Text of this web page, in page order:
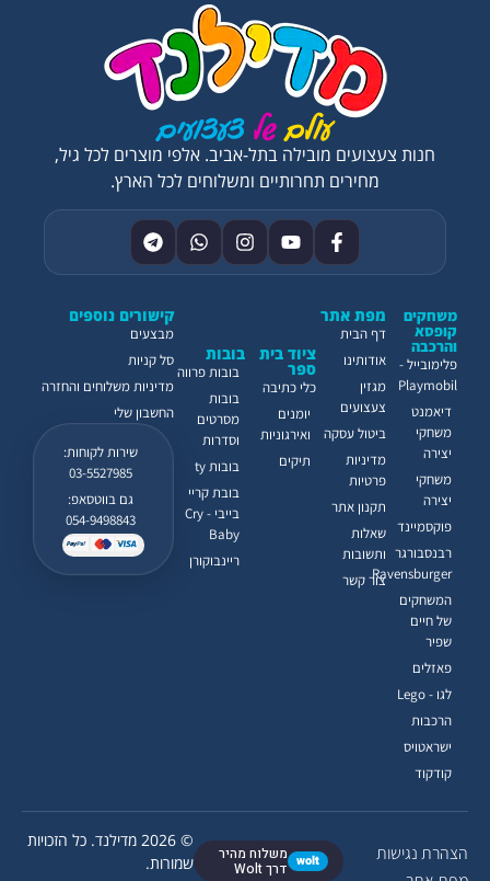
הצהרת נגישות
wolt משלוח מהיר
דרך Wolt
© 2026 מדילנד. כל הזכויות
שמורות.
קישורים נוספים
מבצעים
סל קניות
מדיניות משלוחים והחזרה
החשבון שלי
שירות לקוחות:
03-5527985
גם בווטסאפ:
054-9498843
ציוד בית
ספר
כלי כתיבה
יומנים
ואירגוניות
תיקים
בובות
בובות פרווה
בובות
מסרטים
וסדרות
בובות ty
בובת קריי
בייבי - Cry
Baby
ריינבוקורן
משחקים
קופסא
והרכבה
פלימובייל -
Playmobil
דיאמנט
משחקי
יצירה
משחקי
יצירה
פוקסמיינד
רבנסבורגר
Ravensburger
המשחקים
של חיים
שפיר
פאזלים
לגו - Lego
הרכבות
ישראטויס
קודקוד
מפת אתר
דף הבית
אודותינו
מגזין
צעצועים
ביטול עסקה
מדיניות
פרטיות
תקנון אתר
שאלות
ותשובות
צור קשר
חנות צעצועים מובילה בתל-אביב. אלפי מוצרים לכל גיל,
מחירים תחרותיים ומשלוחים לכל הארץ.